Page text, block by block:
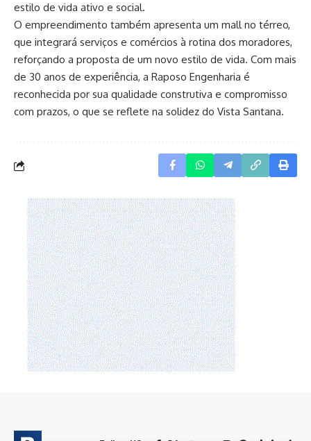
estilo de vida ativo e social.
O empreendimento também apresenta um mall no térreo,
que integrará serviços e comércios à rotina dos moradores,
reforçando a proposta de um novo estilo de vida. Com mais
de 30 anos de experiência, a Raposo Engenharia é
reconhecida por sua qualidade construtiva e compromisso
com prazos, o que se reflete na solidez do Vista Santana.